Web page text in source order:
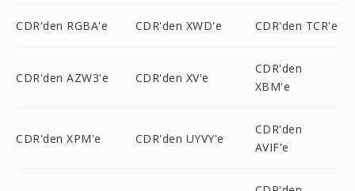
CDR'den RGBA'e CDR'den XWD'e CDR'den TCR'e
CDR'den AZW3'e CDR'den XV'e
CDR'den
XBM'e
CDR'den XPM'e CDR'den UYVY'e
CDR'den
AVIF'e